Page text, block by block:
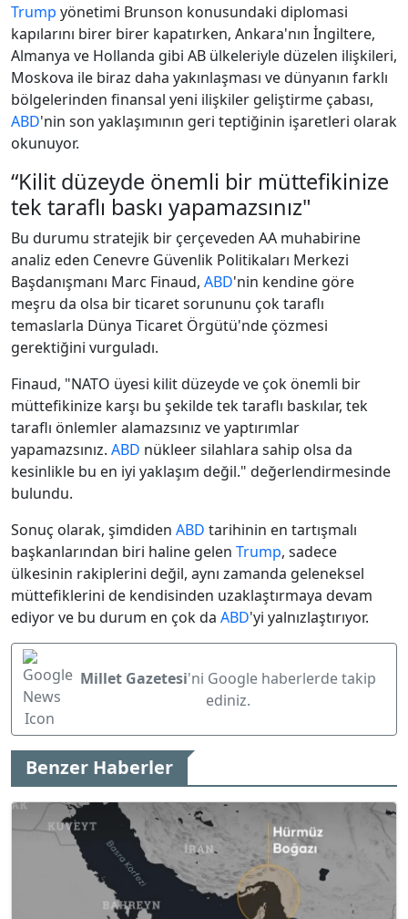
Trump yönetimi Brunson konusundaki diplomasi
kapılarını birer birer kapatırken, Ankara'nın İngiltere,
Almanya ve Hollanda gibi AB ülkeleriyle düzelen ilişkileri,
Moskova ile biraz daha yakınlaşması ve dünyanın farklı
bölgelerinden finansal yeni ilişkiler geliştirme çabası,
ABD'nin son yaklaşımının geri teptiğinin işaretleri olarak
okunuyor.
“Kilit düzeyde önemli bir müttefikinize
tek taraflı baskı yapamazsınız"
Bu durumu stratejik bir çerçeveden AA muhabirine
analiz eden Cenevre Güvenlik Politikaları Merkezi
Başdanışmanı Marc Finaud, ABD'nin kendine göre
meşru da olsa bir ticaret sorununu çok taraflı
temaslarla Dünya Ticaret Örgütü'nde çözmesi
gerektiğini vurguladı.
Finaud, "NATO üyesi kilit düzeyde ve çok önemli bir
müttefikinize karşı bu şekilde tek taraflı baskılar, tek
taraflı önlemler alamazsınız ve yaptırımlar
yapamazsınız. ABD nükleer silahlara sahip olsa da
kesinlikle bu en iyi yaklaşım değil." değerlendirmesinde
bulundu.
Sonuç olarak, şimdiden ABD tarihinin en tartışmalı
başkanlarından biri haline gelen Trump, sadece
ülkesinin rakiplerini değil, aynı zamanda geleneksel
müttefiklerini de kendisinden uzaklaştırmaya devam
ediyor ve bu durum en çok da ABD'yi yalnızlaştırıyor.
Millet Gazetesi'ni Google haberlerde takip
ediniz.
Benzer Haberler